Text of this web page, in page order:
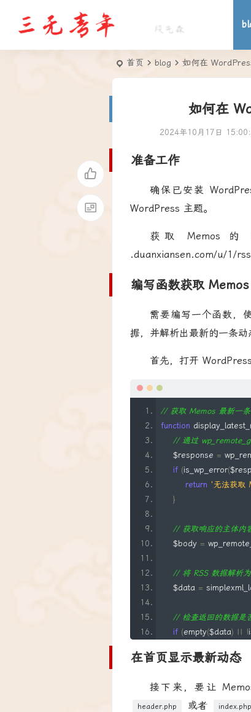
首页 blog 如何在
如何在
2024年10月17日
准备工作
确保已安装
WordPress 主题。
获取 Memos 的
.duanxiansen.com/u/1/
编写函数获取
需要编写一个函数，
据，并解析出最新的一条动
首先，打开
// 获取 Memos 最新一
function
// 通过
    $response
=
if (is_wp_error(
return '无法获取
}
// 获取响应的主体内
    $body
=
// 将 RSS 数据解析
    $data
=
// 检查返回的数据是
if (empty($data) || !
}
// 获取最新一条动态
    $latest_memo
=
在首页显示最新动态
接下来，要让
header.php 或者 index.php